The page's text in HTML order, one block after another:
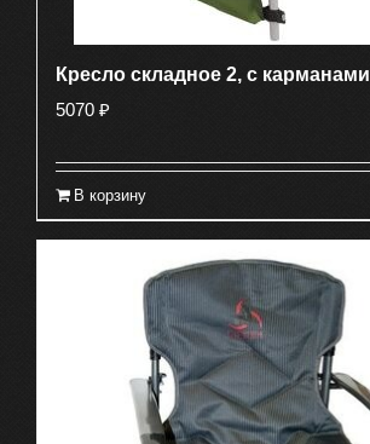
Кресло складное 2, с карманами
5070 ₽
В корзину